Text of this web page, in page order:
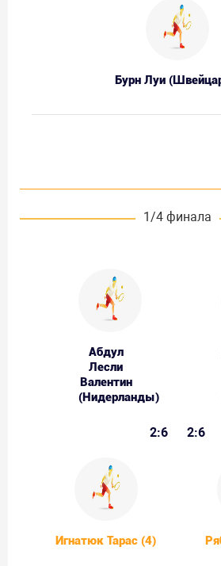
Бурн Луи
1/4 финала
Абдул
Лесли
Валентин
(Нидерланды)
2:6 2:6
Игнатюк Тарас (4)